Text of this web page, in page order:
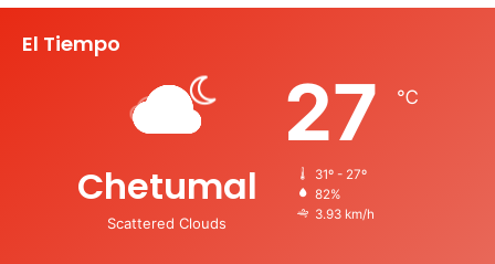
El Tiempo
Chetumal
Scattered Clouds
27 ℃
31º - 27º
82%
3.93 km/h